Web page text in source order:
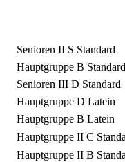
Senioren II S Standard
Hauptgruppe B Standard
Senioren III D Standard
Hauptgruppe D Latein
Hauptgruppe B Latein
Hauptgruppe II C
Hauptgruppe II B